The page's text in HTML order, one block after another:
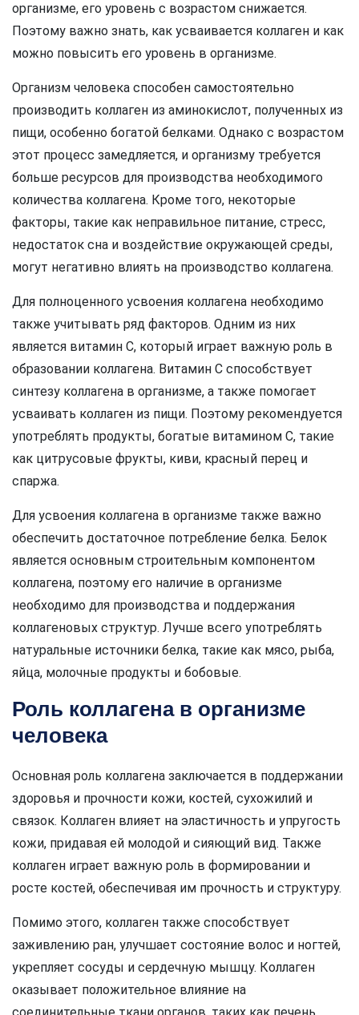
организме, его уровень с возрастом снижается.
Поэтому важно знать, как усваивается коллаген и как
можно повысить его уровень в организме.
Организм человека способен самостоятельно
производить коллаген из аминокислот, полученных из
пищи, особенно богатой белками. Однако с возрастом
этот процесс замедляется, и организму требуется
больше ресурсов для производства необходимого
количества коллагена. Кроме того, некоторые
факторы, такие как неправильное питание, стресс,
недостаток сна и воздействие окружающей среды,
могут негативно влиять на производство коллагена.
Для полноценного усвоения коллагена необходимо
также учитывать ряд факторов. Одним из них
является витамин С, который играет важную роль в
образовании коллагена. Витамин С способствует
синтезу коллагена в организме, а также помогает
усваивать коллаген из пищи. Поэтому рекомендуется
употреблять продукты, богатые витамином С, такие
как цитрусовые фрукты, киви, красный перец и
спаржа.
Для усвоения коллагена в организме также важно
обеспечить достаточное потребление белка. Белок
является основным строительным компонентом
коллагена, поэтому его наличие в организме
необходимо для производства и поддержания
коллагеновых структур. Лучше всего употреблять
натуральные источники белка, такие как мясо, рыба,
яйца, молочные продукты и бобовые.
Роль коллагена в организме
человека
Основная роль коллагена заключается в поддержании
здоровья и прочности кожи, костей, сухожилий и
связок. Коллаген влияет на эластичность и упругость
кожи, придавая ей молодой и сияющий вид. Также
коллаген играет важную роль в формировании и
росте костей, обеспечивая им прочность и структуру.
Помимо этого, коллаген также способствует
заживлению ран, улучшает состояние волос и ногтей,
укрепляет сосуды и сердечную мышцу. Коллаген
оказывает положительное влияние на